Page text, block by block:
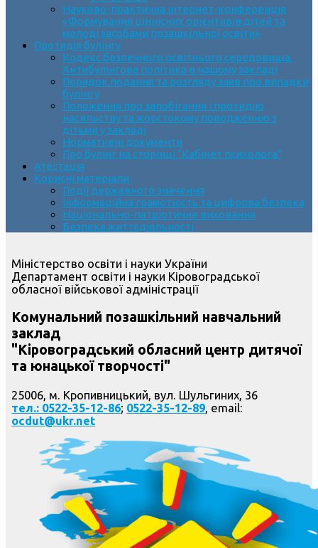
Науково-практична інтернет-конференція
«Формування ціннісних орієнтирів дітей та
молоді засобами позашкільної освіти»
Протидія булінгу
Кодекс безпечного освітнього середовища.
Антибулінгова політика в нашому закладі
Порядок подання та розгляду заяв про випадки
булінгу
Положення про запобігання і протидію
насильству та жорстокому поводженню з
дітьми у закладі
Нормативні документи
Про булінг на сторінці “Кабінет психолога”
Атестація
Корисні матеріали
Події державного значення
Інформаційна грамотність та цифрова безпека
Національно-патріотичне виховання
Безпека життєдіяльності
Міністерство освіти і науки України
Департамент освіти і науки Кіровоградської
обласної військової адміністрації
Комунальний позашкільний навчальний
заклад
"Кіровоградський обласний центр дитячої
та юнацької творчості"
25006, м. Кропивницький, вул. Шульгиних, 36
тел.: 0522-35-12-86; 0522-35-12-89, email:
ocdut@ukr.net